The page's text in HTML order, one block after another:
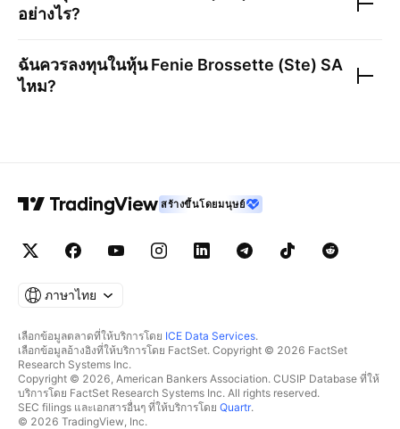
อย่างไร?
ฉันควรลงทุนในหุ้นFenie Brossette (Ste) SA
ไหม?
สร้างขึ้นโดยมนุษย์
ภาษาไทย
เลือกข้อมูลตลาดที่ให้บริการโดย ICE Data Services.
เลือกข้อมูลอ้างอิงที่ให้บริการโดย FactSet. Copyright © 2026 FactSet
Research Systems Inc.
Copyright © 2026, American Bankers Association. CUSIP Database ที่ให้
บริการโดย FactSet Research Systems Inc. All rights reserved.
SEC filings และเอกสารอื่นๆ ที่ให้บริการโดย Quartr.
© 2026 TradingView, Inc.